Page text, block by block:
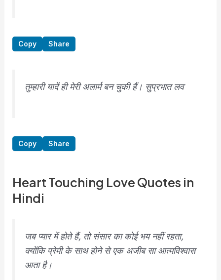
Copy Share
तुम्हारी यादें ही मेरी अलार्म बन चुकी हैं। सुप्रभात लव
Copy Share
Heart Touching Love Quotes in
Hindi
जब प्यार में होते हैं, तो संसार का कोई भय नहीं रहता,
क्योंकि प्रेमी के साथ होने से एक अजीब सा आत्मविश्वास
आता है।